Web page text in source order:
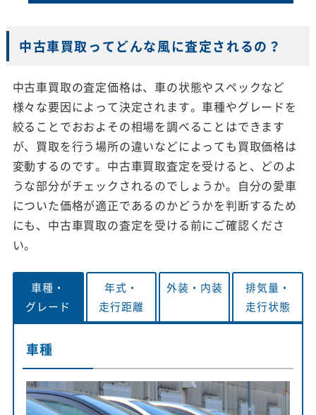
中古車買取ってどんな風に査定されるの？
中古車買取の査定価格は、車の状態やスペックなど
様々な要因によって決定されます。車種やグレードを
絞ることでおおよその相場を調べることはできます
が、買取を行う場所の違いなどによっても買取価格は
変動するのです。中古車買取査定を受けると、どのよ
うな部分がチェックされるのでしょうか。自分の愛車
についた価格が適正であるのかどうかを判断するため
にも、中古車買取の査定を受ける前にご確認くださ
い。
車種・
グレード
年式・
走行距離
外装・ 内装
排気量・
走行状態
車種